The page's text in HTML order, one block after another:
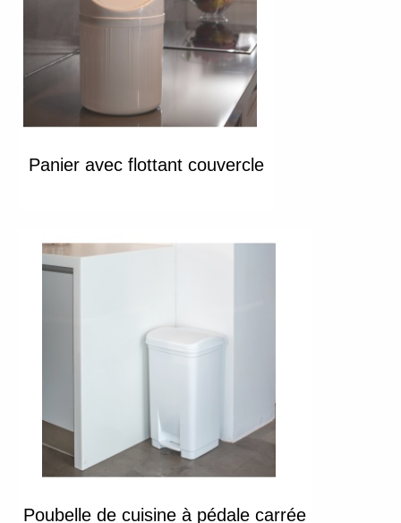
Panier avec flottant couvercle
Poubelle de cuisine à pédale carrée